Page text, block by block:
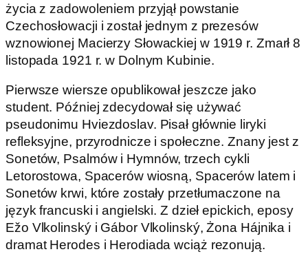
życia z zadowoleniem przyjął powstanie
Czechosłowacji i został jednym z prezesów
wznowionej Macierzy Słowackiej w 1919 r. Zmarł 8
listopada 1921 r. w Dolnym Kubinie.
Pierwsze wiersze opublikował jeszcze jako
student. Później zdecydował się używać
pseudonimu Hviezdoslav. Pisał głównie liryki
refleksyjne, przyrodnicze i społeczne. Znany jest z
Sonetów, Psalmów i Hymnów, trzech cykli
Letorostowa, Spacerów wiosną, Spacerów latem i
Sonetów krwi, które zostały przetłumaczone na
język francuski i angielski. Z dzieł epickich, eposy
Ežo Vlkolinský i Gábor Vlkolinský, Żona Hájnika i
dramat Herodes i Herodiada wciąż rezonują.